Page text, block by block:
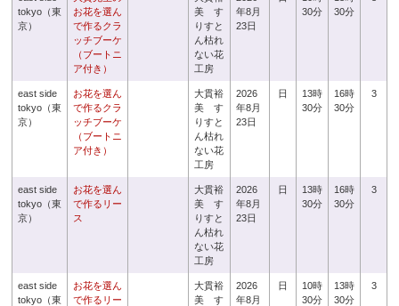
tokyo（東
京）
お花を選ん
で作るクラ
ッチブーケ
（ブートニ
ア付き）
美 す
りすと
ん枯れ
ない花
工房
年8月
23日
30分
30分
east side
tokyo（東
京）
お花を選ん
で作るクラ
ッチブーケ
（ブートニ
ア付き）
大貫裕
美 す
りすと
ん枯れ
ない花
工房
2026
年8月
23日
日
13時
30分
16時
30分
3
east side
tokyo（東
京）
お花を選ん
で作るリー
ス
大貫裕
美 す
りすと
ん枯れ
ない花
工房
2026
年8月
23日
日
13時
30分
16時
30分
3
east side
tokyo（東
お花を選ん
で作るリー
大貫裕
美 す
2026
年8月
日
10時
30分
13時
30分
3